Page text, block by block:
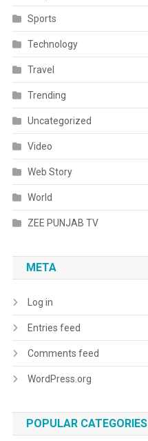
Sports
Technology
Travel
Trending
Uncategorized
Video
Web Story
World
ZEE PUNJAB TV
META
Log in
Entries feed
Comments feed
WordPress.org
POPULAR CATEGORIES